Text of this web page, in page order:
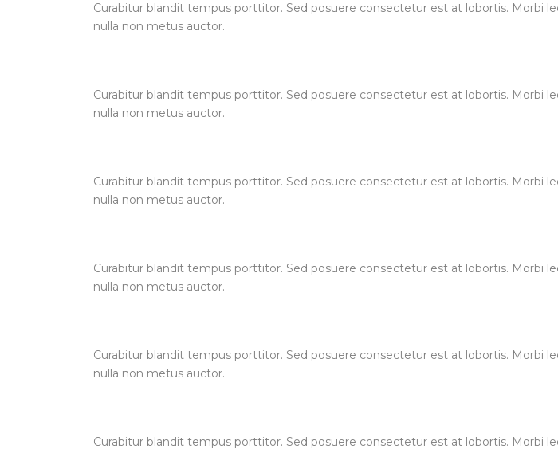
Curabitur blandit tempus porttitor. Sed posuere consectetur est at lobortis. Morbi
nulla non metus auctor.
Curabitur blandit tempus porttitor. Sed posuere consectetur est at lobortis. Morbi
nulla non metus auctor.
Curabitur blandit tempus porttitor. Sed posuere consectetur est at lobortis. Morbi
nulla non metus auctor.
Curabitur blandit tempus porttitor. Sed posuere consectetur est at lobortis. Morbi
nulla non metus auctor.
Curabitur blandit tempus porttitor. Sed posuere consectetur est at lobortis. Morbi
nulla non metus auctor.
Curabitur blandit tempus porttitor. Sed posuere consectetur est at lobortis. Morbi